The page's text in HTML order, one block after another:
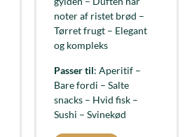
noter af ristet brød –
Tørret frugt – Elegant
og kompleks
Passer til: Aperitif –
Bare fordi – Salte
snacks – Hvid fisk –
Sushi – Svinekød